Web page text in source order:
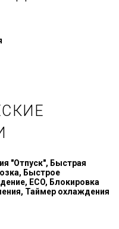
"Отпуск", Быстрая
Быстрое
ECO, Блокировка
Таймер охлаждения